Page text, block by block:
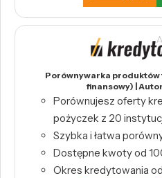
Porównywarka
finansowy) |
Porównujesz oferty
pożyczek z 20
Szybka i łatwa
Dostępne kwoty od
Okres kredytowania